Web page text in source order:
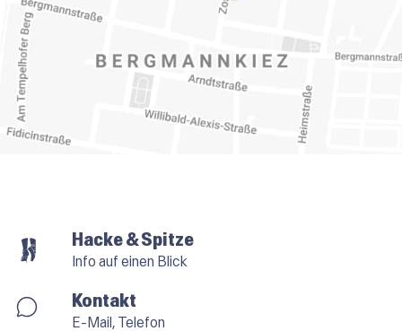
Hacke & Spitze
Info auf einen Blick
Kontakt
E-Mail, Telefon